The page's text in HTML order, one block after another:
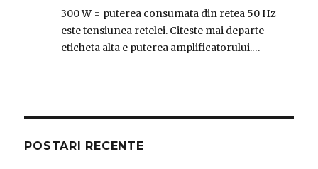
300 W = puterea consumata din retea 50 Hz
este tensiunea retelei. Citeste mai departe
eticheta alta e puterea amplificatorului.…
POSTARI RECENTE